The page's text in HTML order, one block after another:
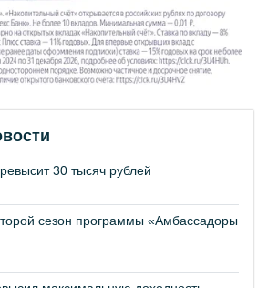
30 тысяч рублей
сезон программы «Амбассадоры